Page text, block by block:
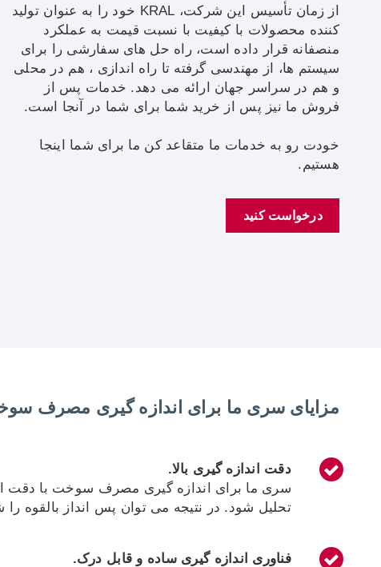
از زمان تأسیس این شرکت، KRAL خود را به عنوان تولید
کننده محصولات با کیفیت با نسبت قیمت به عملکرد
منصفانه قرار داده است، راه حل های سفارشی را برای
سیستم ها، از مهندسی گرفته تا راه اندازی ، هم در محلی
و هم در سراسر جهان ارائه می دهد. خدمات پس از
فروش ما نیز پس از خرید شما برای شما در آنجا است.
خودت رو به خدمات ما متقاعد کن ما برای شما اینجا
هستیم.
درخواست کنید
مزایای سری ما برای اندازه گیری مصرف
دقت اندازه گیری بالا.
سری ما برای اندازه گیری مصرف سوخت با دقت
تحلیل شود. در نتیجه می توان پس انداز بالقوه را
فناوری اندازه گیری ساده و قابل درک.